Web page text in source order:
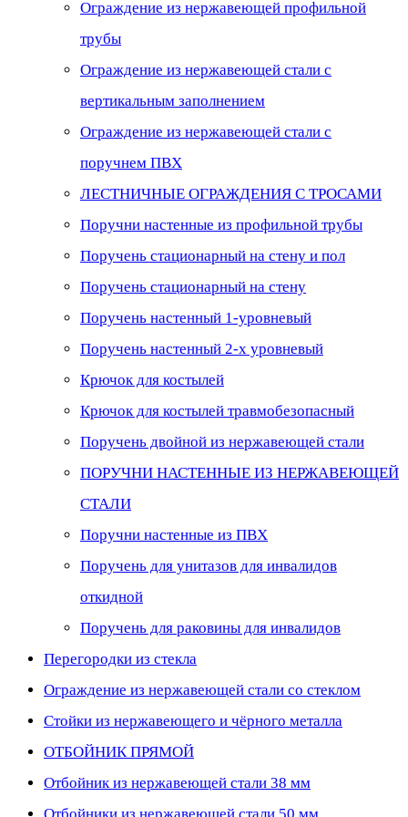
Ограждение из нержавеющей профильной
трубы
Ограждение из нержавеющей стали с
вертикальным заполнением
Ограждение из нержавеющей стали с
поручнем ПВХ
ЛЕСТНИЧНЫЕ ОГРАЖДЕНИЯ С ТРОСАМИ
Поручни настенные из профильной трубы
Поручень стационарный на стену и пол
Поручень стационарный на стену
Поручень настенный 1-уровневый
Поручень настенный 2-х уровневый
Крючок для костылей
Крючок для костылей травмобезопасный
Поручень двойной из нержавеющей стали
ПОРУЧНИ НАСТЕННЫЕ ИЗ НЕРЖАВЕЮЩЕЙ
СТАЛИ
Поручни настенные из ПВХ
Поручень для унитазов для инвалидов
откидной
Поручень для раковины для инвалидов
Перегородки из стекла
Ограждение из нержавеющей стали со стеклом
Стойки из нержавеющего и чёрного металла
ОТБОЙНИК ПРЯМОЙ
Отбойник из нержавеющей стали 38 мм